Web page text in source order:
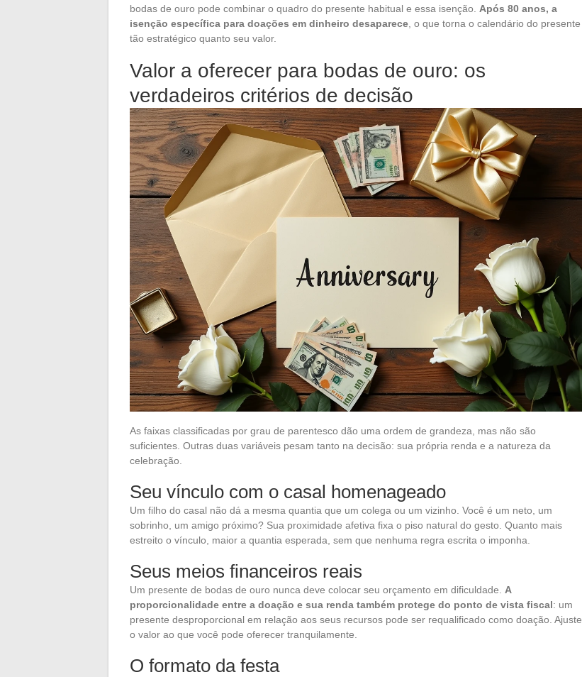
bodas de ouro pode combinar o quadro do presente habitual e essa isenção. Após 80 anos, a
isenção específica para doações em dinheiro desaparece , o que torna o calendário do presente
tão estratégico quanto seu valor.
Valor a oferecer para bodas de ouro: os
verdadeiros critérios de decisão
As faixas classificadas por grau de parentesco dão uma ordem de grandeza, mas não são
suficientes. Outras duas variáveis pesam tanto na decisão: sua própria renda e a natureza da
celebração.
Seu vínculo com o casal homenageado
Um filho do casal não dá a mesma quantia que um colega ou um vizinho. Você é um neto, um
sobrinho, um amigo próximo? Sua proximidade afetiva fixa o piso natural do gesto. Quanto mais
estreito o vínculo, maior a quantia esperada, sem que nenhuma regra escrita o imponha.
Seus meios financeiros reais
Um presente de bodas de ouro nunca deve colocar seu orçamento em dificuldade. A
proporcionalidade entre a doação e sua renda também protege do ponto de vista fiscal: um
presente desproporcional em relação aos seus recursos pode ser requalificado como doação. Ajuste
o valor ao que você pode oferecer tranquilamente.
O formato da festa